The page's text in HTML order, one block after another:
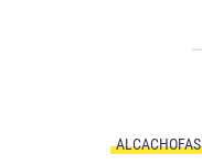
ALCACHOFAS